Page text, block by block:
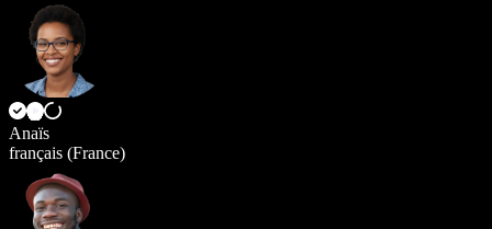
Anaïs
français (France)